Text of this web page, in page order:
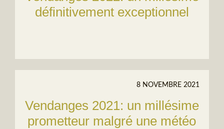
définitivement exceptionnel
8 NOVEMBRE 2021
Vendanges 2021: un millésime
prometteur malgré une météo